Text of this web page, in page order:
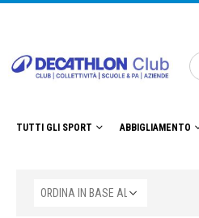
TUTTI GLI SPORT ABBIGLIAMENTO